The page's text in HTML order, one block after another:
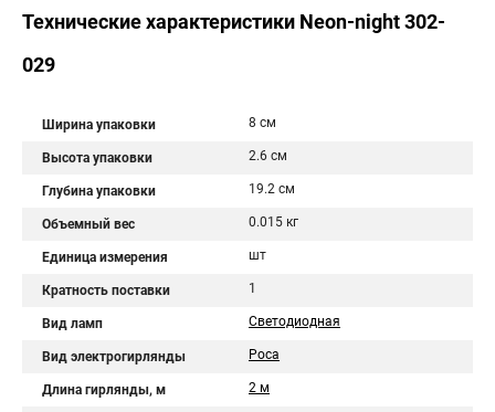
Технические характеристики Neon-night 302-
029
Ширина упаковки 8 см
Высота упаковки 2.6 см
Глубина упаковки 19.2 см
Объемный вес 0.015 кг
Единица измерения шт
Кратность поставки 1
Вид ламп Светодиодная
Вид электрогирлянды Роса
Длина гирлянды, м 2 м